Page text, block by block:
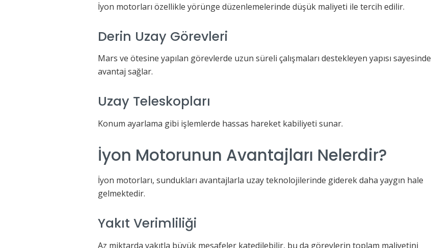
İyon motorları özellikle yörünge düzenlemelerinde düşük maliyeti ile tercih edilir.
Derin Uzay Görevleri
Mars ve ötesine yapılan görevlerde uzun süreli çalışmaları destekleyen yapısı sayesinde
avantaj sağlar.
Uzay Teleskopları
Konum ayarlama gibi işlemlerde hassas hareket kabiliyeti sunar.
İyon Motorunun Avantajları Nelerdir?
İyon motorları, sundukları avantajlarla uzay teknolojilerinde giderek daha yaygın hale
gelmektedir.
Yakıt Verimliliği
Az miktarda yakıtla büyük mesafeler katedilebilir, bu da görevlerin toplam maliyetini